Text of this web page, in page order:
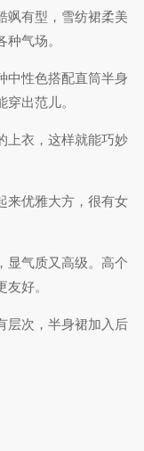
飒有型，雪纺裙柔美
气场。
中性色搭配直筒半身
出范儿。
上衣，这样就能巧妙
来优雅大方，很有女
显气质又高级。高个
好。
层次，半身裙加入后